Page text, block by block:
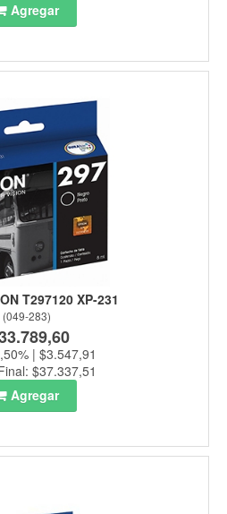
Agregar
T297120 XP-231
(049-283)
| $3.547,91
$37.337,51
Agregar